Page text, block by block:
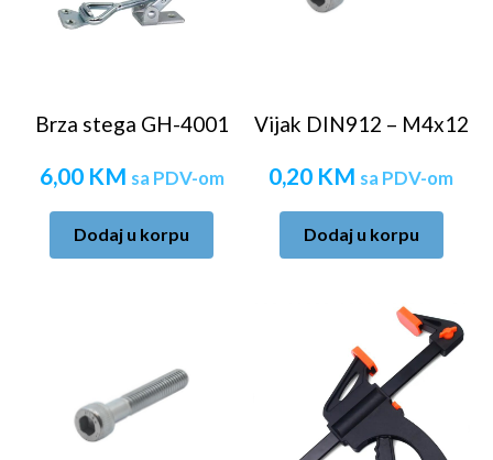
Brza stega GH-4001
6,00 KM sa PDV-om
Dodaj u korpu
Vijak DIN912 – M4x12
0,20 KM sa PDV-om
Dodaj u korpu